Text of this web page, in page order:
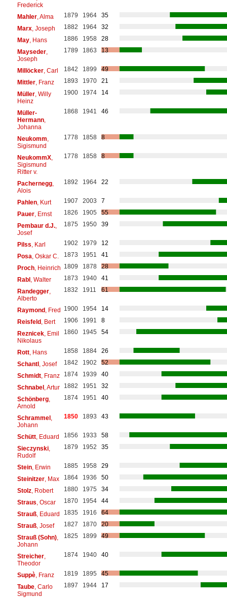
Frederick
Mahler, Alma 1879 1964
35
Marx, Joseph 1882 1964
32
May, Hans 1886 1958
28
Mayseder,
Joseph
1789 1863 13
Millöcker, Carl 1842 1899
49
Mittler, Franz 1893 1970
21
Müller, Willy
Heinz
1900 1974 14
Müller-
Hermann,
Johanna
1868 1941 46
Neukomm
Sigismund
1778 1858 8
NeukommX,
Sigismund
Ritter v.
1778 1858 8
Pachernegg,
Alois
1892 1964 22
Pahlen, Kurt 1907 2003
7
Pauer, Ernst 1826 1905
55
Pembaur d.J.,
Josef
1875 1950 39
Pilss , Karl 1902 1979
12
Posa , Oskar C. 1873 1951
41
Proch, Heinrich 1809 1878
28
Rabl, Walter 1873 1940
41
Randegger,
Alberto
1832 1911 61
Raymond, Fred 1900 1954
14
Reisfeld, Bert 1906 1991
8
Reznicek, Emil
Nikolaus
1860 1945 54
Rott, Hans 1858 1884
26
Schantl, Josef 1842 1902
52
Schmidt, Franz 1874 1939
40
Schnabel, Artur 1882 1951
32
Schönberg,
Arnold
1874 1951 40
Schrammel,
Johann
1850 1893 43
Schütt, Eduard 1856 1933
58
Sieczynski,
Rudolf
1879 1952 35
Stein, Erwin 1885 1958
29
Steinitzer, Max 1864 1936
50
Stolz, Robert 1880 1975
34
Straus , Oscar 1870 1954
44
Strauß, Eduard 1835 1916
64
Strauß, Josef 1827 1870
20
Strauß (Sohn),
Johann
1825 1899 49
Streicher,
Theodor
1874 1940 40
Suppè, Franz 1819 1895
45
Taube, Carlo
Sigmund
1897 1944 17